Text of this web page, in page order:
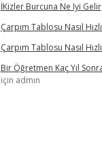
İKizler Burcuna Ne Iyi Gelir
Çarpım Tablosu Nasıl
Çarpım Tablosu Nasıl
Bir Öğretmen Kaç Yıl
için admin